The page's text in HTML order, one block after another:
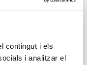
contingut i els
i analitzar el
per garantir